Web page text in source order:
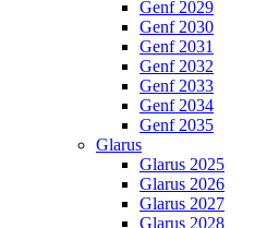
Genf 2029
Genf 2030
Genf 2031
Genf 2032
Genf 2033
Genf 2034
Genf 2035
Glarus
Glarus 2025
Glarus 2026
Glarus 2027
Glarus 2028